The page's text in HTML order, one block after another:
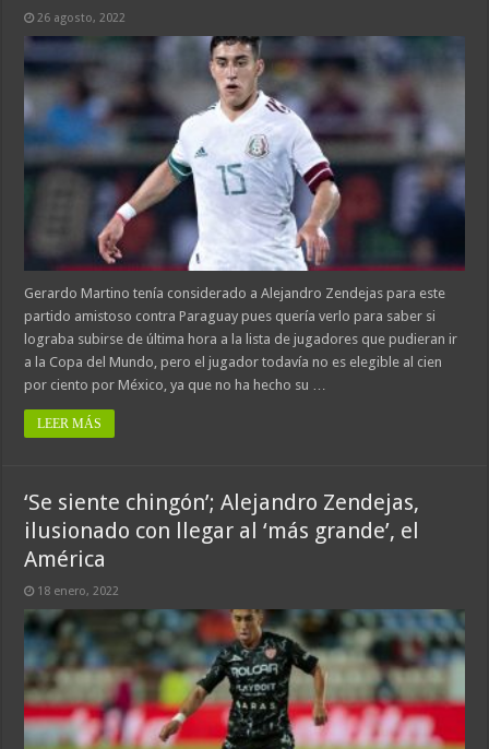
26 agosto, 2022
Gerardo Martino tenía considerado a Alejandro Zendejas para este
partido amistoso contra Paraguay pues quería verlo para saber si
lograba subirse de última hora a la lista de jugadores que pudieran ir
a la Copa del Mundo, pero el jugador todavía no es elegible al cien
por ciento por México, ya que no ha hecho su …
LEER MÁS
‘Se siente chingón’; Alejandro Zendejas,
ilusionado con llegar al ‘más grande’, el
América
18 enero, 2022